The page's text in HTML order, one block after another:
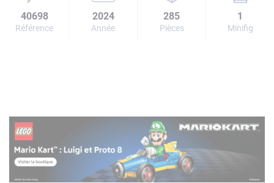
40698
Référence
2024
Année
285
Pièces
1
Minifig